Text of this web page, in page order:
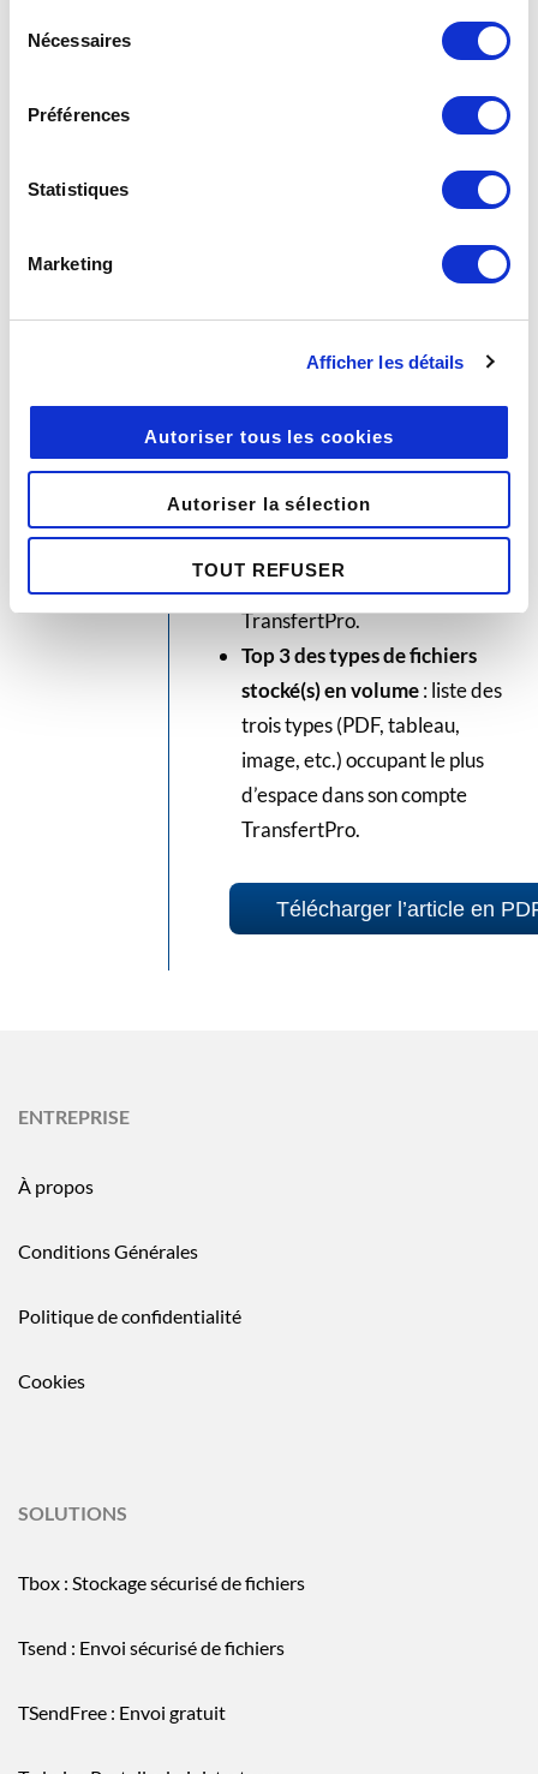
Nécessaires
Préférences
Statistiques
Marketing
Afficher les détails
Autoriser tous les cookies
Autoriser la sélection
TOUT REFUSER
Taille des fichiers stockés:
taille totale en mégaoctet (Mo)
de tous les fichiers stockés dans
son espace TransfertPro.
Taille des fichiers versionnés
stockés + taille des fichiers
versionnés
Top 3 des types de fichiers
stocké(s) en nombre: liste des
trois types de fichier (PDF,
stockés dans son compte
TransfertPro.
Top 3 des types de fichiers
stocké(s) en volume: liste des
trois types (PDF, tableau,
image, etc.) occupant le plus
d’espace dans son compte
TransfertPro.
Télécharger l’article en
ENTREPRISE
À propos
Conditions Générales
Politique de confidentialité
Cookies
SOLUTIONS
Tbox : Stockage sécurisé de fichiers
Tsend : Envoi sécurisé de fichiers
TSendFree : Envoi gratuit